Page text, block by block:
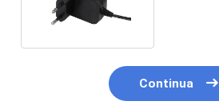
Continua